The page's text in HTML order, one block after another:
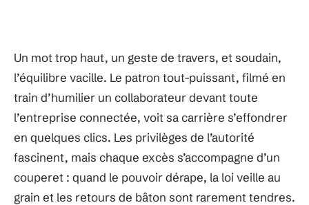
Un mot trop haut, un geste de travers, et soudain,
l’équilibre vacille. Le patron tout-puissant, filmé en
train d’humilier un collaborateur devant toute
l’entreprise connectée, voit sa carrière s’effondrer
en quelques clics. Les privilèges de l’autorité
fascinent, mais chaque excès s’accompagne d’un
couperet : quand le pouvoir dérape, la loi veille au
grain et les retours de bâton sont rarement tendres.